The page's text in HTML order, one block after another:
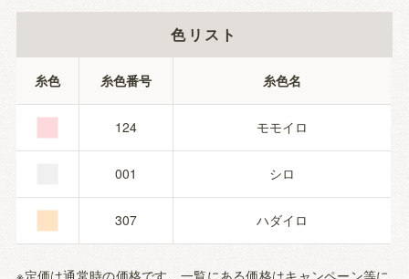
色リスト
糸色 糸色番号 糸色名
■ 124 モモイロ
■ 001 シロ
■ 307 ハダイロ